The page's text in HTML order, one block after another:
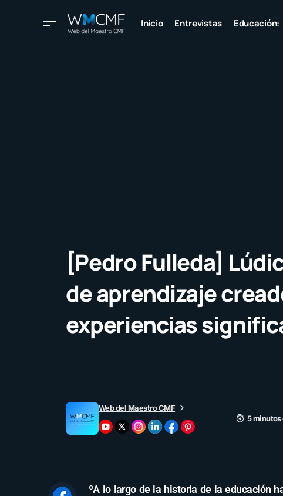
Inicio Entrevistas Educación:
[Pedro Fulleda]
de aprendizaje
experiencias
Web del Maestro CMF
5
ºA lo largo de la historia de la educación